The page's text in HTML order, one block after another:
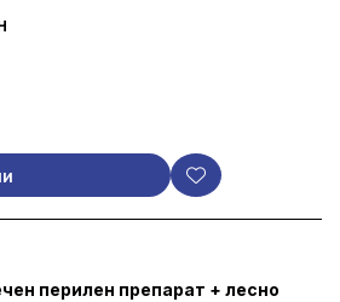
перилен препарат + лесно